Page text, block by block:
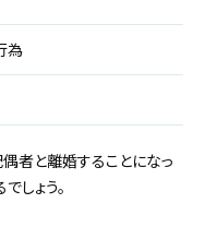
為
者と離婚することになっ
しょう。